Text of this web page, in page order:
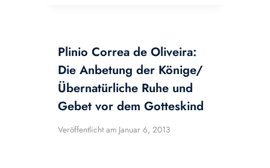
Plinio Correa de Oliveira:
Die Anbetung der Könige/
Übernatürliche Ruhe und
Gebet vor dem Gotteskind
Veröffentlicht am Januar 6, 2013